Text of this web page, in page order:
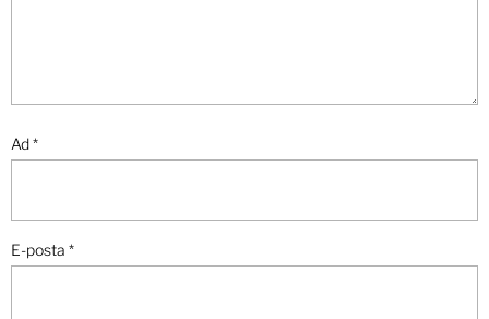
Ad*
E-posta *